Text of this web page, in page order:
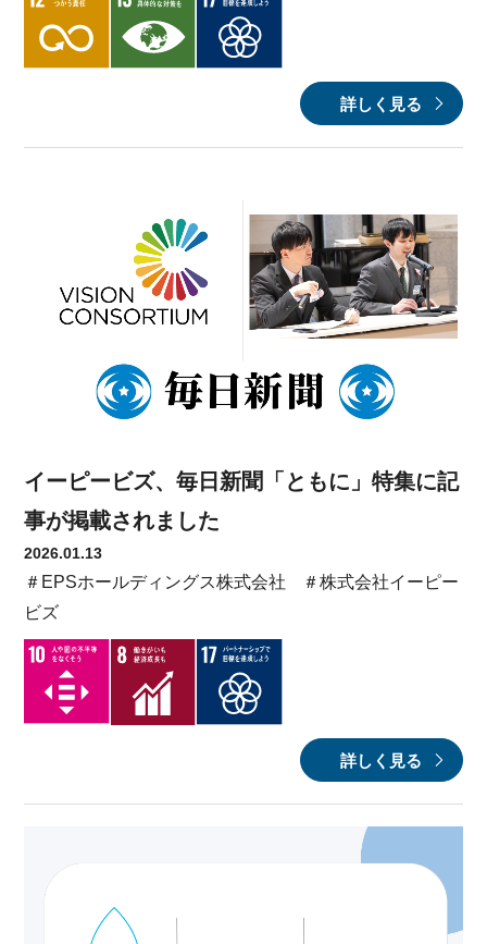
詳しく見る
イーピービズ、毎日新聞「ともに」特集に記
事が掲載されました
2026.01.13
＃EPSホールディングス株式会社
＃株式会社イーピー
ビズ
詳しく見る